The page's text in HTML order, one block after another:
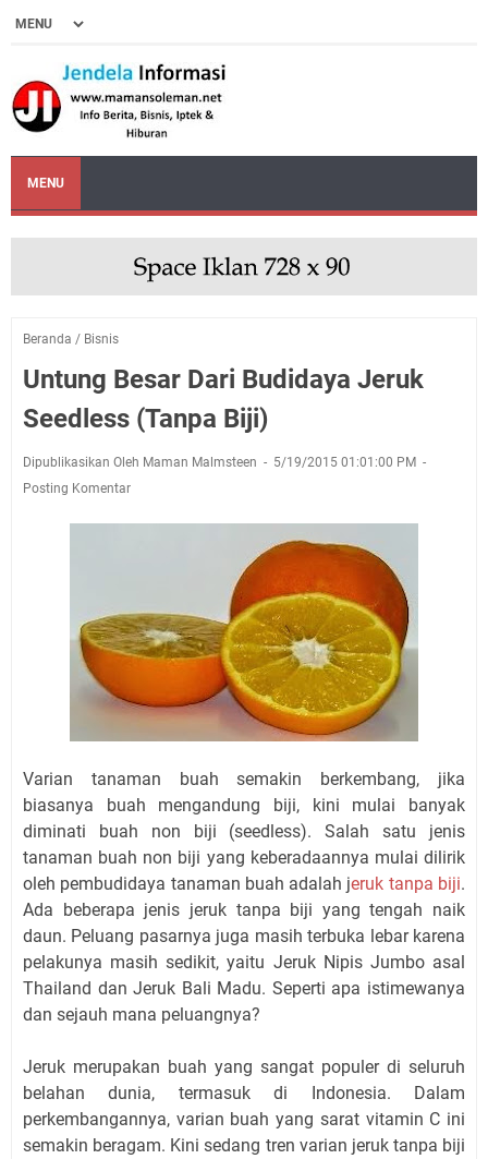
MENU
Beranda / Bisnis
Untung Besar Dari Budidaya Jeruk
Seedless (Tanpa Biji)
Dipublikasikan Oleh Maman Malmsteen
5/19/2015 01:01:00 PM
Posting Komentar
Varian tanaman buah semakin berkembang, jika
biasanya buah mengandung biji, kini mulai banyak
diminati buah non biji (seedless). Salah satu jenis
tanaman buah non biji yang keberadaannya mulai dilirik
oleh pembudidaya tanaman buah adalah jeruk tanpa biji.
Ada beberapa jenis jeruk tanpa biji yang tengah naik
daun. Peluang pasarnya juga masih terbuka lebar karena
pelakunya masih sedikit, yaitu Jeruk Nipis Jumbo asal
Thailand dan Jeruk Bali Madu. Seperti apa istimewanya
dan sejauh mana peluangnya?
Jeruk merupakan buah yang sangat populer di seluruh
belahan dunia, termasuk di Indonesia. Dalam
perkembangannya, varian buah yang sarat vitamin C ini
semakin beragam. Kini sedang tren varian jeruk tanpa biji